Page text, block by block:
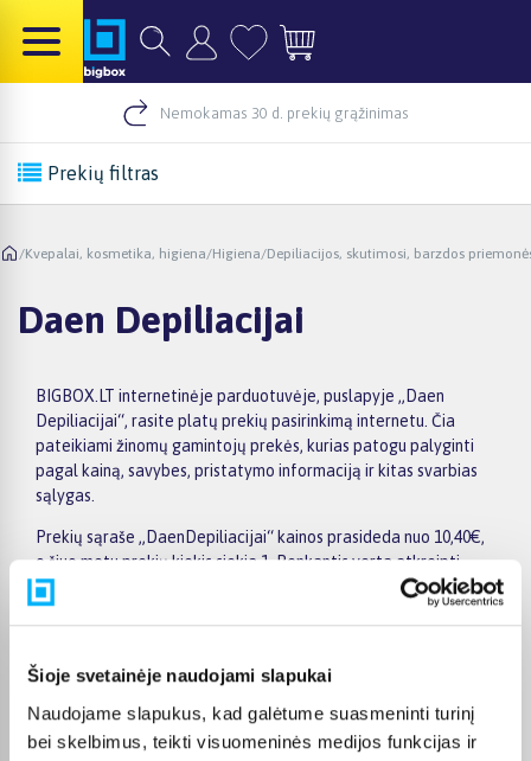
Šioje svetainėje naudojami slapukai
Naudojame slapukus, kad galėtume suasmeninti turinį
bei skelbimus, teikti visuomeninės medijos funkcijas ir
Nemokamas 30 d. prekių grąžinimas
Prekių filtras
/Kvepalai, kosmetika, higiena/Higiena/Depiliacijos, skutimosi, barzdos
Daen Depiliacijai
BIGBOX.LT internetinėje parduotuvėje, puslapyje „Daen
Depiliacijai“, rasite platų prekių pasirinkimą internetu. Čia
pateikiami žinomų gamintojų prekės, kurias patogu palyginti
pagal kainą, savybes, pristatymo informaciją ir kitas svarbias
sąlygas.
Prekių sąraše „DaenDepiliacijai“ kainos prasideda nuo 10,40€,
o šiuo metu prekių kiekis siekia 1. Renkantis verta atkreipti
dėmesį į taikomas akcijas, specialius pasiūlymus, techninius
parametrus bei papildomas pirkimo sąlygas, kad būtų lengviau
Papildomi pasirinkimai ir prekių savybių filtrai padeda patogiai
susiaurinti asortimentą ir greičiau rasti tinkamą prekę.
Peržiūrėkite „DaenDepiliacijai“ pasiūlymus BIGBOX.LT,
palyginkite prekes ir pirkite internetu patogiai. Pasirinktą